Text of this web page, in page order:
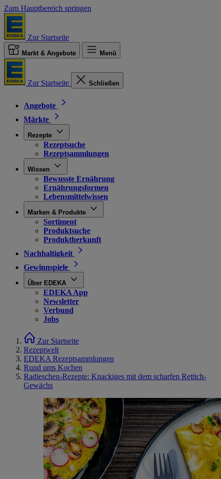
Zum Hauptbereich springen
Zur Startseite
Markt & Angebote Menü
Zur Startseite Schließen
Angebote
Märkte
Rezepte
Rezeptsuche
Rezeptsammlungen
Wissen
Bewusste Ernährung
Ernährungsformen
Lebensmittelwissen
Marken & Produkte
Sortiment
Produktsuche
Produktherkunft
Nachhaltigkeit
Gewinnspiele
Über EDEKA
EDEKA App
Newsletter
Verbund
Jobs
Zur Startseite
Rezeptwelt
EDEKA Rezeptsammlungen
Rund ums Kochen
Radieschen-Rezepte: Knackiges mit dem scharfen Rettich-
Gewächs